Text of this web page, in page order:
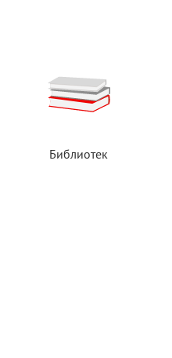
Библиотек